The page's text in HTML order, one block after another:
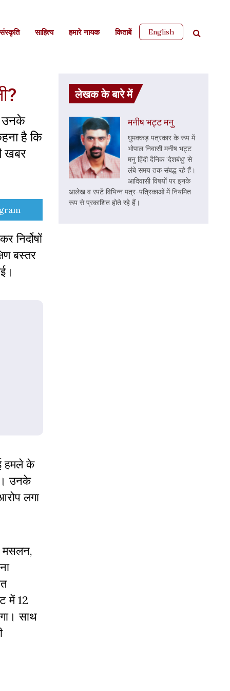
साहित्‍य हमारे नायक किताबें English
उनके
है कि
खबर
निर्दोषों
बस्तर
हमले के
उनके
लगा
मसलन,
में 12
साथ
लेखक के बारे में
मनीष भट्ट मनु
घुमक्कड़ पत्रकार के रूप में
भोपाल निवासी मनीष भट्ट
मनु हिंदी दैनिक ‘देशबंधु’ से
लंबे समय तक संबद्ध रहे हैं।
आदिवासी विषयों पर इनके
आलेख व रपटें विभिन्न पत्र-पत्रिकाओं में नियमित
रूप से प्रकाशित होते रहे हैं।